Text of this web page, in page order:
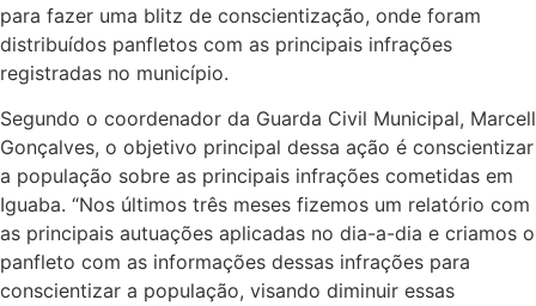
para fazer uma blitz de conscientização, onde foram
distribuídos panfletos com as principais infrações
registradas no município.
Segundo o coordenador da Guarda Civil Municipal, Marcell
Gonçalves, o objetivo principal dessa ação é conscientizar
a população sobre as principais infrações cometidas em
Iguaba. “Nos últimos três meses fizemos um relatório com
as principais autuações aplicadas no dia-a-dia e criamos o
panfleto com as informações dessas infrações para
conscientizar a população, visando diminuir essas